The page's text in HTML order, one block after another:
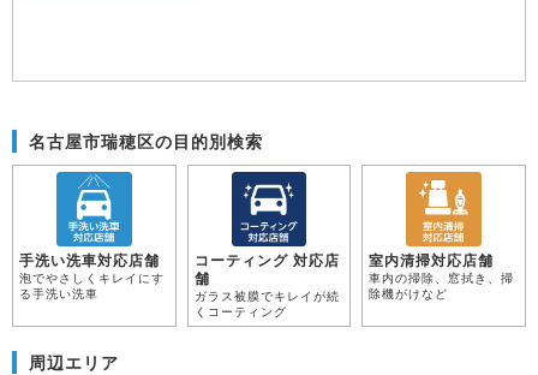
名古屋市瑞穂区の目的別検索
手洗い洗車対応店舗
泡でやさしくキレイにす
る手洗い洗車
コーティング 対応店
舗
ガラス被膜でキレイが続
くコーティング
室内清掃対応店舗
車内の掃除、窓拭き、掃
除機がけなど
周辺エリア